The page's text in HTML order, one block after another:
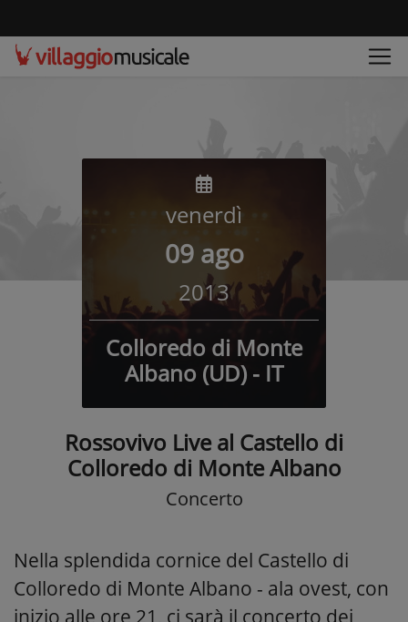
venerdì
09 ago
2013
Colloredo di Monte
Albano (UD) - IT
Rossovivo Live al Castello di
Colloredo di Monte Albano
Concerto
Nella splendida cornice del Castello di
Colloredo di Monte Albano - ala ovest, con
inizio alle ore 21, ci sarà il concerto dei